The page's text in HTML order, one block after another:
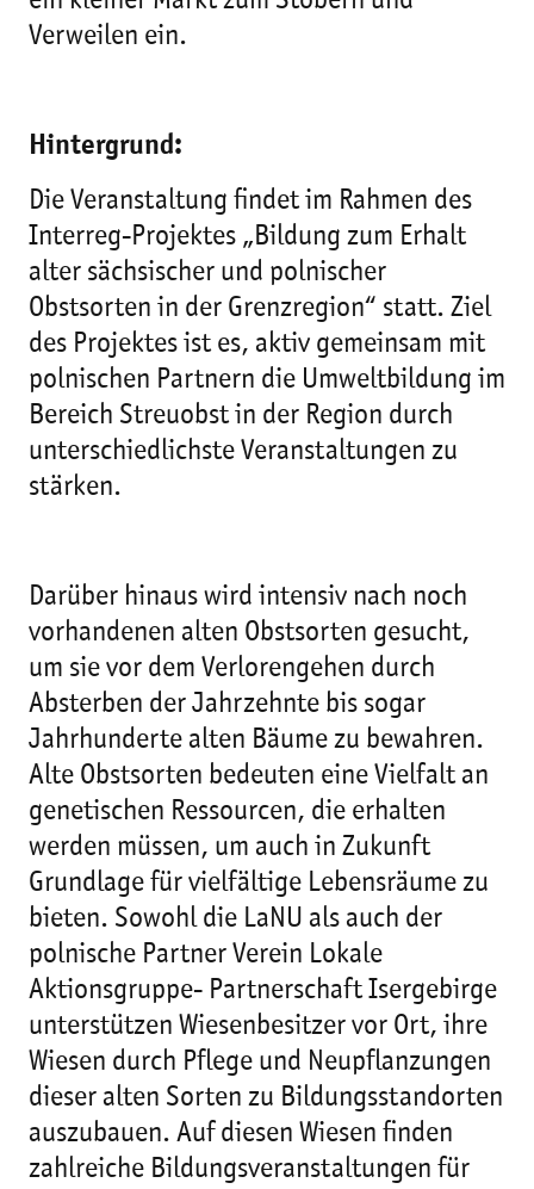
Verweilen ein.
Hintergrund:
Die Veranstaltung findet im Rahmen des
Interreg-Projektes „Bildung zum Erhalt
alter sächsischer und polnischer
Obstsorten in der Grenzregion“ statt. Ziel
des Projektes ist es, aktiv gemeinsam mit
polnischen Partnern die Umweltbildung im
Bereich Streuobst in der Region durch
unterschiedlichste Veranstaltungen zu
stärken.
Darüber hinaus wird intensiv nach noch
vorhandenen alten Obstsorten gesucht,
um sie vor dem Verlorengehen durch
Absterben der Jahrzehnte bis sogar
Jahrhunderte alten Bäume zu bewahren.
Alte Obstsorten bedeuten eine Vielfalt an
genetischen Ressourcen, die erhalten
werden müssen, um auch in Zukunft
Grundlage für vielfältige Lebensräume zu
bieten. Sowohl die LaNU als auch der
polnische Partner Verein Lokale
Aktionsgruppe- Partnerschaft Isergebirge
unterstützen Wiesenbesitzer vor Ort, ihre
Wiesen durch Pflege und Neupflanzungen
dieser alten Sorten zu Bildungsstandorten
auszubauen. Auf diesen Wiesen finden
zahlreiche Bildungsveranstaltungen für